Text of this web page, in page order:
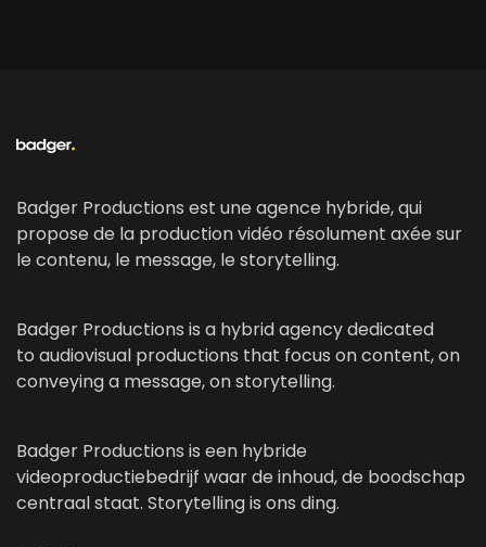
Badger Productions est une agence hybride, qui
propose de la production vidéo résolument axée sur
le contenu, le message, le storytelling.
Badger Productions is a hybrid agency dedicated
to audiovisual productions that focus on content, on
conveying a message, on storytelling.
Badger Productions is een hybride
videoproductiebedrijf waar de inhoud, de boodschap
centraal staat. Storytelling is ons ding.